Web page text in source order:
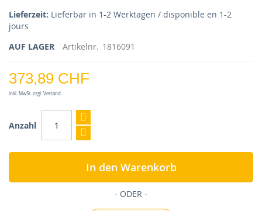
Lieferzeit: Lieferbar in 1-2 Werktagen / disponible en 1-2
jours
AUF LAGER
Artikelnr. 1816091
373,89 CHF
inkl. MwSt. zzgl. Versand
Anzahl
In den Warenkorb